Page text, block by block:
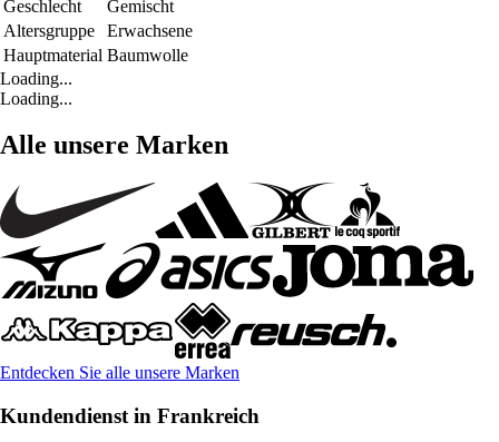
Geschlecht
Gemischt
Altersgruppe
Erwachsene
Hauptmaterial Baumwolle
Loading...
Loading...
Alle unsere Marken
Entdecken Sie alle unsere Marken
Kundendienst in Frankreich